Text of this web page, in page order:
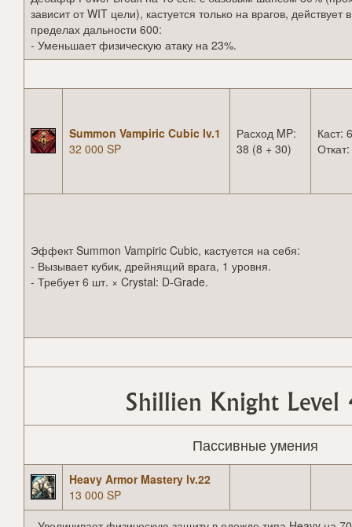
зависит от WIT цели), кастуется только на врагов, действует в
пределах дальности 600:
- Уменьшает физическую атаку на 23%.
Summon Vampiric Cubic lv.1
32 000 SP
Расход MP:
38 (8 + 30)
Каст:
Эффект Summon Vampiric Cubic, кастуется на себя:
- Вызывает кубик, дрейнящий врага, 1 уровня.
- Требует 6 шт. × Crystal: D-Grade.
Shillien Knight Level
Пассивные умения
Heavy Armor Mastery lv.22
13 000 SP